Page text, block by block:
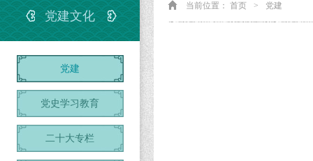
党建文化
党建
党史学习教育
二十大专栏
当前位置： 首页 > 党建